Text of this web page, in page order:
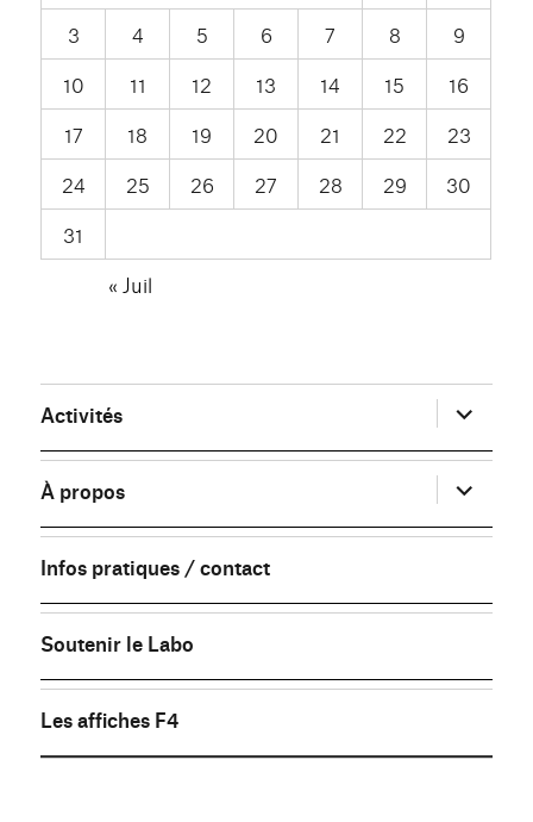
3
4 5 6 7 8
9
10
11 12 13 14 15
16
17
18 19 20 21 22
23
24
25 26 27 28 29
30
31
« Juil
Activités ouvrir
le
sous-
menu
À propos
ouvrir
le
sous-
menu
Infos pratiques / contact
Soutenir le Labo
Les affiches F4